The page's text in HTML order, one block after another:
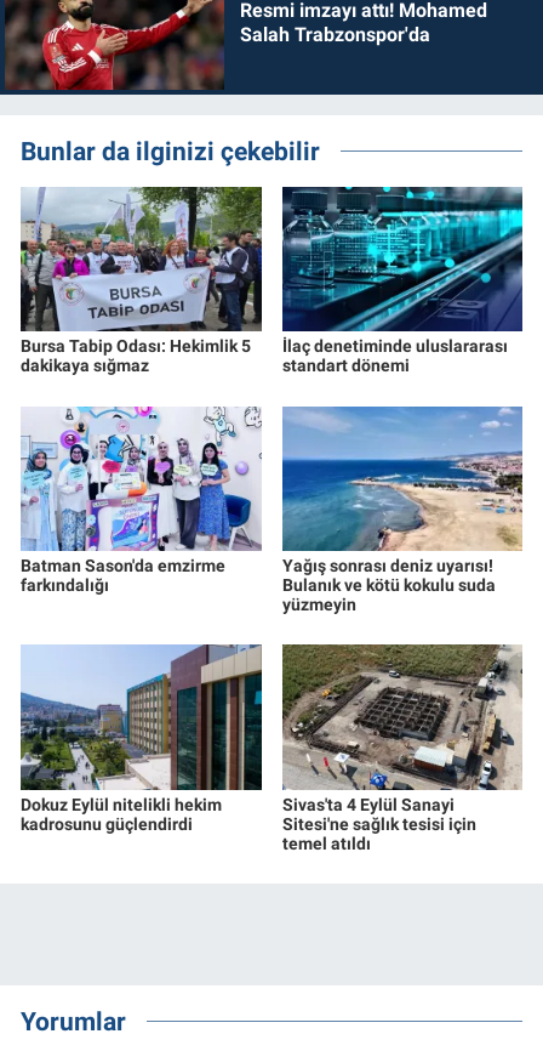
Resmi imzayı attı! Mohamed
Salah Trabzonspor'da
Bunlar da ilginizi çekebilir
Bursa Tabip Odası: Hekimlik 5
dakikaya sığmaz
İlaç denetiminde uluslararası
standart dönemi
Batman Sason'da emzirme
farkındalığı
Yağış sonrası deniz uyarısı!
Bulanık ve kötü kokulu suda
yüzmeyin
Dokuz Eylül nitelikli hekim
kadrosunu güçlendirdi
Sivas'ta 4 Eylül Sanayi
Sitesi'ne sağlık tesisi için
temel atıldı
Yorumlar